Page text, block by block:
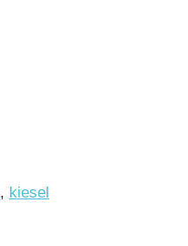
, kiesel